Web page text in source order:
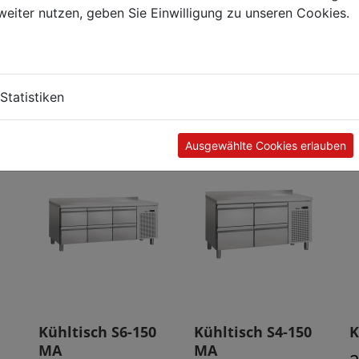
Kunden kauften auch
Kühltisch S6-150
MA
Kühltisch S4-150
MA
nutzen, geben Sie Einwilligung zu unseren Cookies.
Statistiken
Ausgewählte Cookies erlauben